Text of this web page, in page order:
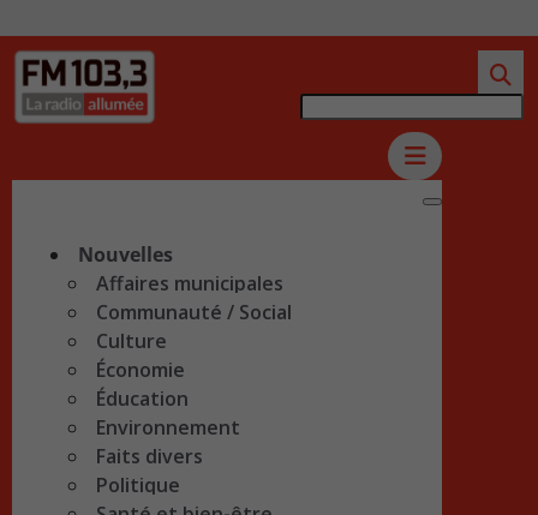
Nouvelles
Affaires municipales
Communauté / Social
Culture
Économie
Éducation
Environnement
Faits divers
Politique